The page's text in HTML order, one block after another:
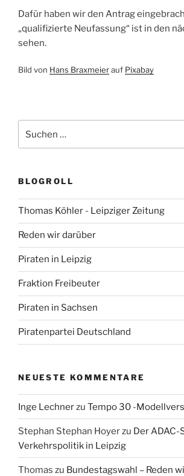
Dafür haben wir den Antrag
„qualifizierte Neufassung“ ist in den
sehen.
Bild von Hans Braxmeierauf Pixabay
nach:
BLOGROLL
Thomas Köhler - Leipziger Zeitung
Reden wir darüber
Piraten in Leipzig
Fraktion Freibeuter
Piraten in Sachsen
Piratenpartei Deutschland
NEUESTE KOMMENTARE
Inge Lechnerzu Tempo 30 -
Stephan Stephan Hoyerzu Der ADAC-
Verkehrspolitik in Leipzig
Thomas zu Bundestagswahl – Reden